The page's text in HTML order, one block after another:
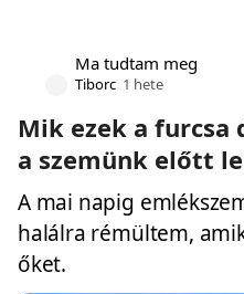
Ma tudtam meg
Tiborc 1 hete
Mik ezek a furcsa
a szemünk előtt
A mai napig
halálra rémültem,
őket.